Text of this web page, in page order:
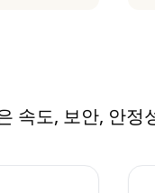
속도, 보안, 안